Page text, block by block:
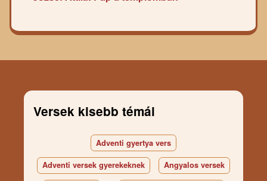
Versek kisebb témái
Adventi gyertya vers
Adventi versek gyerekeknek Angyalos versek